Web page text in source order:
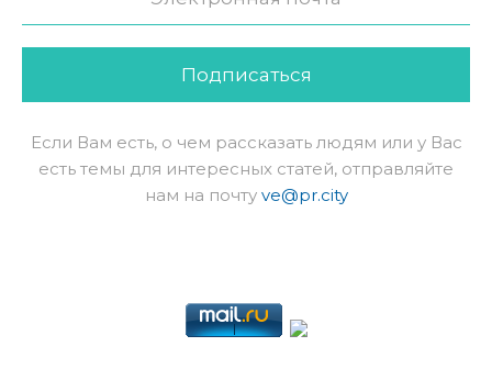
Подписаться
Если Вам есть, о чем рассказать людям или у Вас
есть темы для интересных статей, отправляйте
нам на почту ve@pr.city